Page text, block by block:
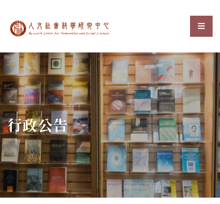
中央研究院人文社會科選
:::
行政公告